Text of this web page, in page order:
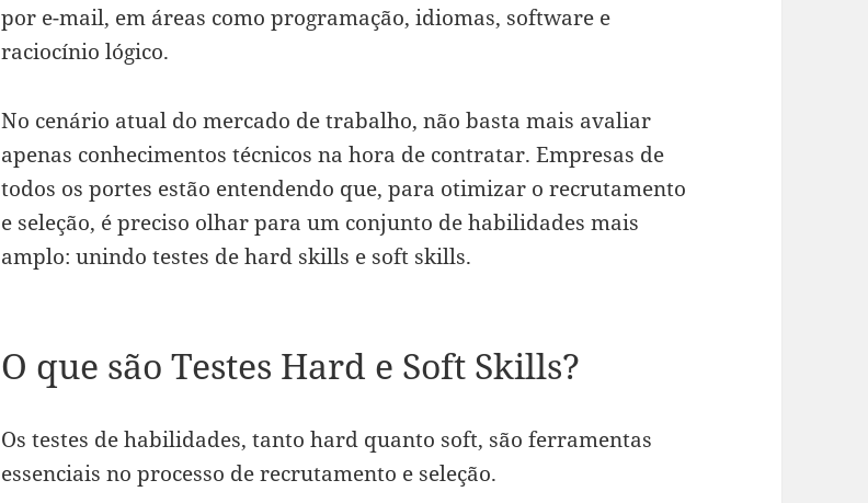
por e-mail, em áreas como programação, idiomas, software e
raciocínio lógico.
No cenário atual do mercado de trabalho, não basta mais avaliar
apenas conhecimentos técnicos na hora de contratar. Empresas de
todos os portes estão entendendo que, para otimizar o recrutamento
e seleção, é preciso olhar para um conjunto de habilidades mais
amplo: unindo testes de hard skills e soft skills.
O que são Testes Hard e Soft Skills?
Os testes de habilidades, tanto hard quanto soft, são ferramentas
essenciais no processo de recrutamento e seleção.